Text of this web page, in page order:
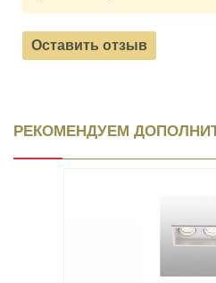
Оставить отзыв
РЕКОМЕНДУЕМ